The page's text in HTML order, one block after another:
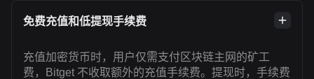
免费充值和低提现手续费
充值加密货币时，用户仅需支付区块链主网的矿工
费，Bitget 不收取额外的充值手续费。提现时，手续费